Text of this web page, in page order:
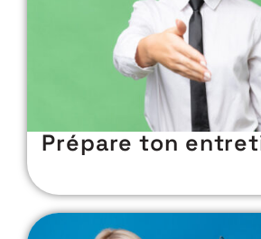
Prépare ton